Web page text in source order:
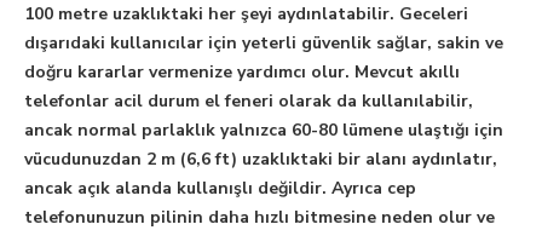
100 metre uzaklıktaki her şeyi aydınlatabilir. Geceleri
dışarıdaki kullanıcılar için yeterli güvenlik sağlar, sakin ve
doğru kararlar vermenize yardımcı olur. Mevcut akıllı
telefonlar acil durum el feneri olarak da kullanılabilir,
ancak normal parlaklık yalnızca 60-80 lümene ulaştığı için
vücudunuzdan 2 m (6,6 ft) uzaklıktaki bir alanı aydınlatır,
ancak açık alanda kullanışlı değildir. Ayrıca cep
telefonunuzun pilinin daha hızlı bitmesine neden olur ve